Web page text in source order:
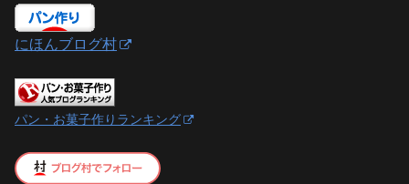
にほんブログ村
パン・お菓子作りランキング